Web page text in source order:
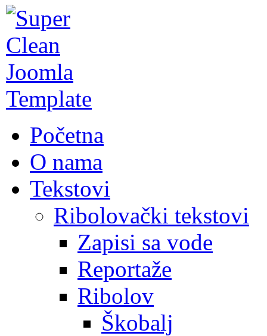
Početna
O nama
Tekstovi
Ribolovački tekstovi
Zapisi sa vode
Reportaže
Ribolov
Škobalj